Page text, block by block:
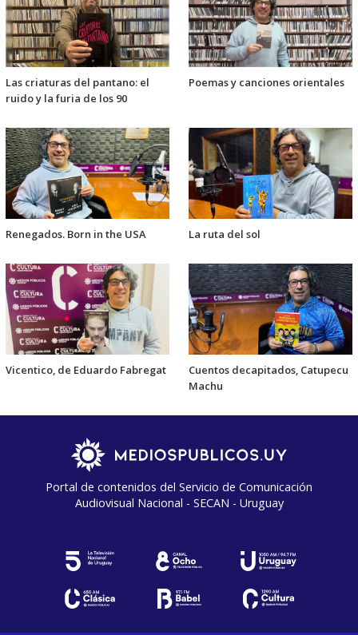
Las criaturas del pantano: el
ruido y la furia de los 90
Poemas y canciones orientales
Renegados. Born in the USA La ruta del sol
Vicentico, de Eduardo Fabregat
Cuentos decapitados, Catupecu
Machu
Portal de contenidos del Servicio de Comunicación
Audiovisual Nacional - SECAN - Uruguay